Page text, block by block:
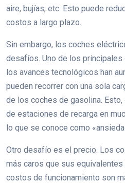
aire, bujías, etc. Esto puede
costos a largo plazo.
Sin embargo, los coches
desafíos. Uno de los principales
los avances tecnológicos han
pueden recorrer con una sola
de los coches de gasolina.
de estaciones de recarga en
lo que se conoce como
Otro desafío es el precio. Los
más caros que sus
costos de funcionamiento son